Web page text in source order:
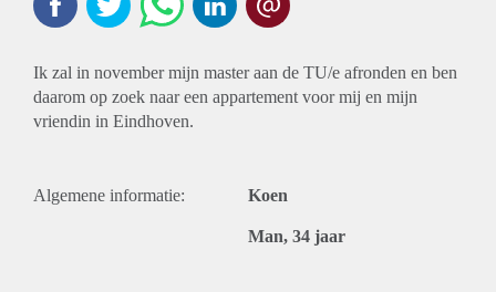
Ik zal in november mijn master aan de TU/e afronden en ben
daarom op zoek naar een appartement voor mij en mijn
vriendin in Eindhoven.
Algemene informatie: Koen
Man, 34 jaar